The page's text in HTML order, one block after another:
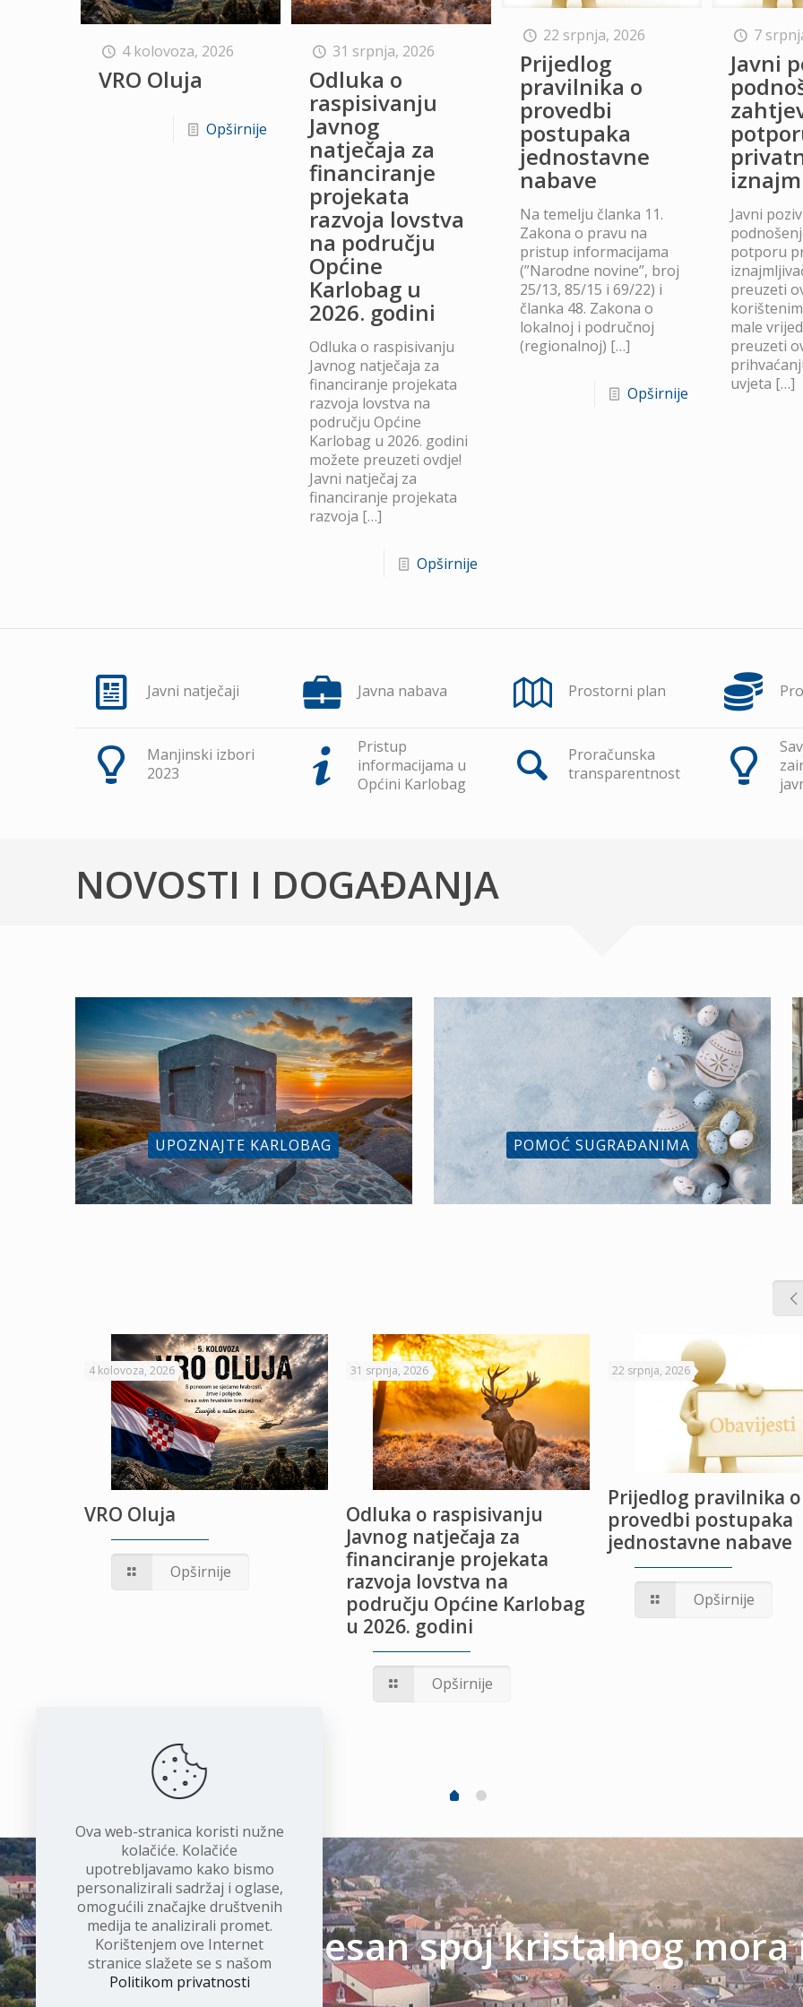
4 kolovoza, 2026
VRO Oluja
Opširnije
31 srpnja, 2026
Odluka o
raspisivanju
Javnog
natječaja za
financiranje
projekata
razvoja lovstva
na području
Općine
Karlobag u
2026. godini
Odluka o raspisivanju
Javnog natječaja za
financiranje projekata
razvoja lovstva na
području Općine
Karlobag u 2026. godini
možete preuzeti ovdje!
Javni natječaj za
financiranje projekata
razvoja […]
Opširnije
22 srpnja, 2026
Prijedlog
pravilnika o
provedbi
postupaka
jednostavne
nabave
Na temelju članka 11.
Zakona o pravu na
pristup informacijama
(”Narodne novine”, broj
25/13, 85/15 i 69/22) i
članka 48. Zakona o
lokalnoj i područnoj
(regionalnoj) […]
Opširnije
7
Javni
Javni
potporu
preuzeti
male
preuzeti
uvjeta […]
Javni natječaji Javna nabava Prostorni plan
Manjinski izbori
2023
Pristup
informacijama u
Općini Karlobag
Proračunska
transparentnost
NOVOSTI I DOGAĐANJA
UPOZNAJTE KARLOBAG POMOĆ SUGRAĐANIMA
4 kolovoza, 2026
VRO Oluja
Opširnije
31 srpnja, 2026
Odluka o raspisivanju
Javnog natječaja za
financiranje projekata
razvoja lovstva na
području Općine Karlobag
u 2026. godini
Opširnije
22 srpnja, 2026
Prijedlog pravilnika o
provedbi postupaka
jednostavne nabave
Opširnije
Čudesan spoj kristalnog
Ova web-stranica koristi nužne
kolačiće. Kolačiće
upotrebljavamo kako bismo
personalizirali sadržaj i oglase,
omogućili značajke društvenih
medija te analizirali promet.
Korištenjem ove Internet
stranice slažete se s našom
Politikom privatnosti